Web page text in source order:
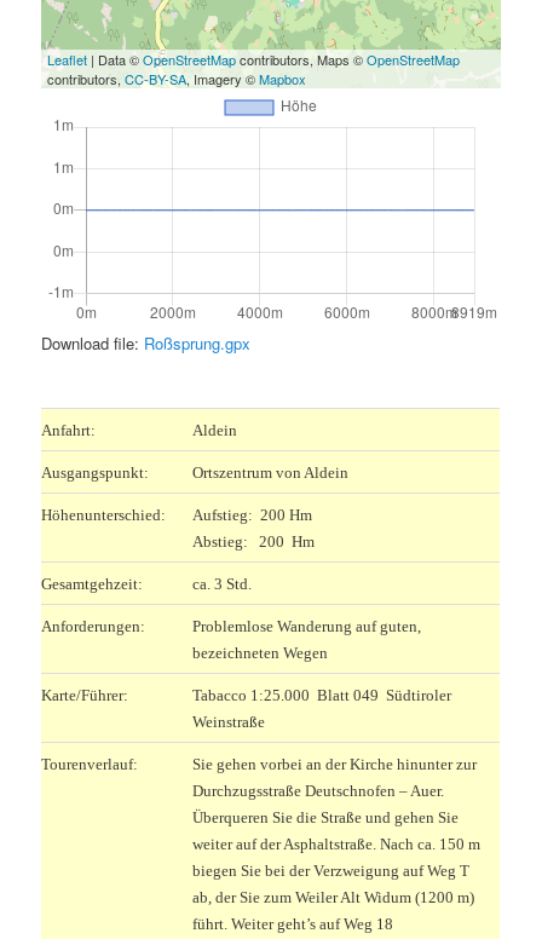
Leaflet | Data ©OpenStreetMapcontributors, Maps ©OpenStreetMap
contributors,CC-BY-SA, Imagery ©Mapbox
Download file: Roßsprung.gpx
Anfahrt: Aldein
Ausgangspunkt: Ortszentrum von Aldein
Höhenunterschied:
Aufstieg: 200 Hm
Abstieg: 200 Hm
Gesamtgehzeit: ca. 3 Std.
Anforderungen:
Problemlose Wanderung auf guten,
bezeichneten Wegen
Karte/Führer:
Tabacco 1:25.000 Blatt 049 Südtiroler
Weinstraße
Tourenverlauf:
Sie gehen vorbei an der Kirche hinunter zur
Durchzugsstraße Deutschnofen – Auer.
Überqueren Sie die Straße und gehen Sie
weiter auf der Asphaltstraße. Nach ca. 150 m
biegen Sie bei der Verzweigung auf Weg T
ab, der Sie zum Weiler Alt Widum (1200 m)
führt. Weiter geht’s auf Weg 18